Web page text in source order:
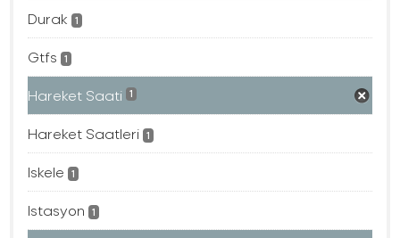
Durak 1
Gtfs 1
Hareket Saati 1
Hareket Saatleri 1
Iskele 1
Istasyon 1